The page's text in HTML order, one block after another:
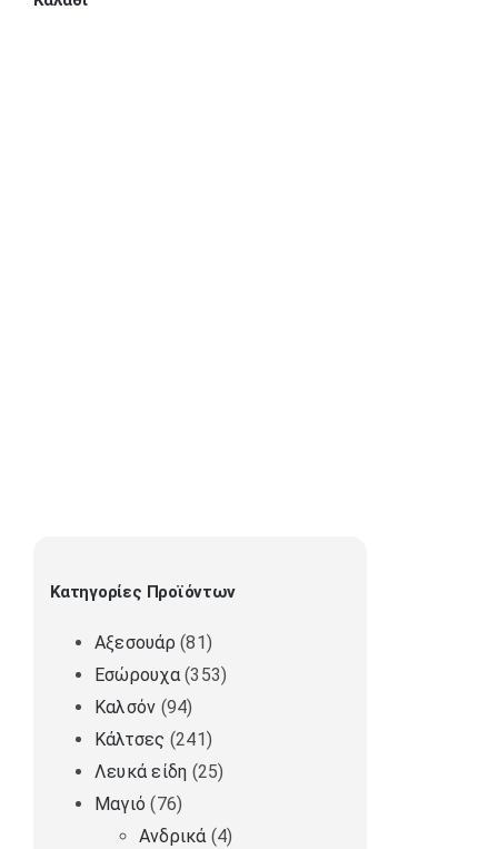
Κατηγορίες Προϊόντων
Αξεσουάρ (81)
Εσώρουχα (353)
Καλσόν (94)
Κάλτσες (241)
Λευκά είδη (25)
Μαγιό (76)
Ανδρικά (4)